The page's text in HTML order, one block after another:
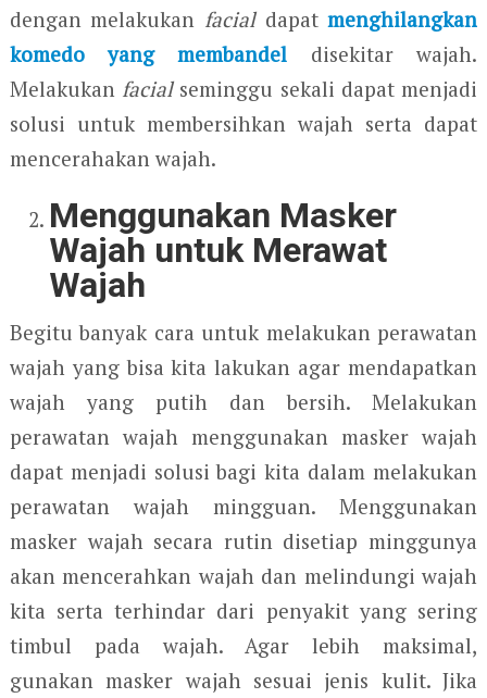
dengan melakukan facialdapatmenghilangkan
komedo yang membandel disekitar wajah.
Melakukan facialseminggu sekali dapat menjadi
solusi untuk membersihkan wajah serta dapat
mencerahakan wajah.
Menggunakan Masker
Wajah untuk Merawat
Wajah
Begitu banyak cara untuk melakukan perawatan
wajah yang bisa kita lakukan agar mendapatkan
wajah yang putih dan bersih. Melakukan
perawatan wajah menggunakan masker wajah
dapat menjadi solusi bagi kita dalam melakukan
perawatan wajah mingguan. Menggunakan
masker wajah secara rutin disetiap minggunya
akan mencerahkan wajah dan melindungi wajah
kita serta terhindar dari penyakit yang sering
timbul pada wajah. Agar lebih maksimal,
gunakan masker wajah sesuai jenis kulit. Jika